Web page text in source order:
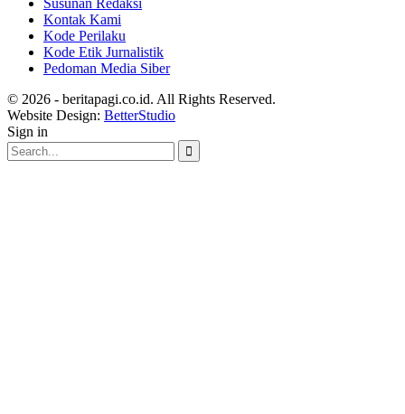
Susunan Redaksi
Kontak Kami
Kode Perilaku
Kode Etik Jurnalistik
Pedoman Media Siber
© 2026 - beritapagi.co.id. All Rights Reserved.
Website Design: BetterStudio
Sign in